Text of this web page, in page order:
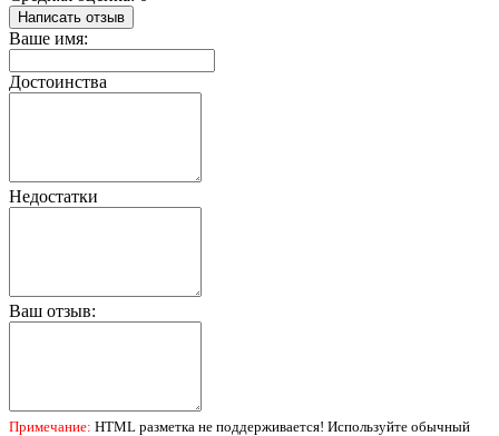
Написать отзыв
Ваше имя:
Достоинства
Недостатки
Ваш отзыв:
Примечание: HTML разметка не поддерживается! Используйте обычный